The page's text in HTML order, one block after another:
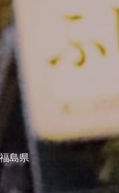
福島県